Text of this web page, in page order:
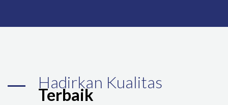
Hadirkan Kualitas
Terbaik